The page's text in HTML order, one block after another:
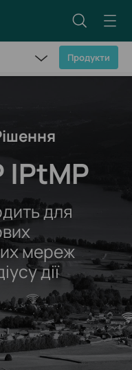
для керування
Продукти
|PtMP
для
мереж
дії